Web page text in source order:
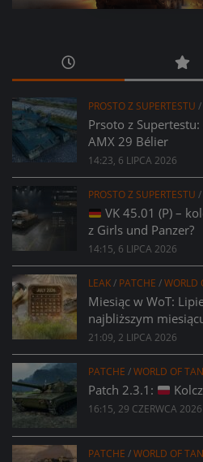
PROSTO Z SUPERTESTU /
Prsoto z
AMX 29 Bélier
14:23, 6 LIPCA 2026
PROSTO Z SUPERTESTU /
VK 45.01 (P) –
z Girls und Panzer?
14:15, 6 LIPCA 2026
LEAK/ PATCHE /WORLD
Miesiąc w WoT:
najbliższym
21:09, 2 LIPCA 2026
PATCHE /WORLD OF
Patch 2.3.1:
16:15, 29 CZERWCA 2026
PATCHE /WORLD OF